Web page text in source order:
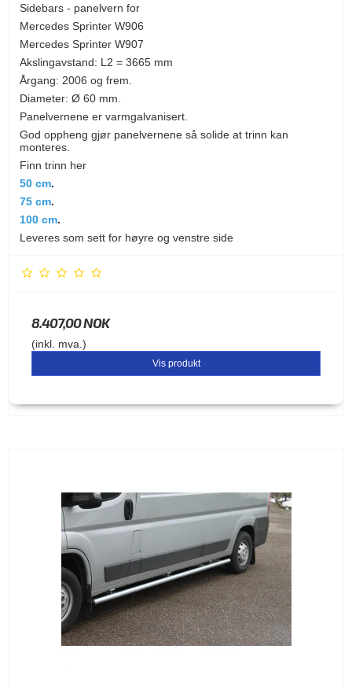
Sidebars - panelvern for
Mercedes Sprinter W906
Mercedes Sprinter W907
Akslingavstand: L2 = 3665 mm
Årgang: 2006 og frem.
Diameter: Ø 60 mm.
Panelvernene er varmgalvanisert.
God oppheng gjør panelvernene så solide at trinn kan
monteres.
Finn trinn her
50 cm.
75 cm.
100 cm.
Leveres som sett for høyre og venstre side
8.407,00 NOK
(inkl. mva.)
Vis produkt